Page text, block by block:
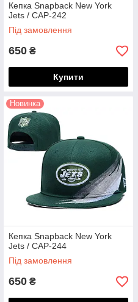
Кепка Snapback New York
Jets / CAP-242
Під замовлення
650 ₴
Купити
Новинка
Кепка Snapback New York
Jets / CAP-244
Під замовлення
650 ₴